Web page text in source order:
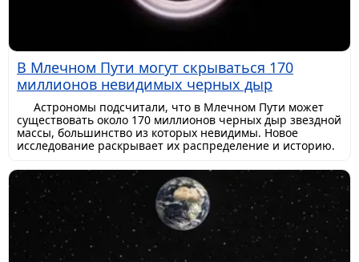
В Млечном Пути могут скрываться 170
миллионов невидимых черных дыр
Астрономы подсчитали, что в Млечном Пути может
существовать около 170 миллионов черных дыр звездной
массы, большинство из которых невидимы. Новое
исследование раскрывает их распределение и историю.